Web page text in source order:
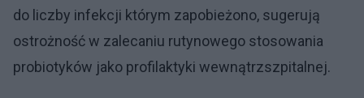
do liczby infekcji którym zapobieżono, sugerują
ostrożność w zalecaniu rutynowego stosowania
probiotyków jako profilaktyki wewnątrzszpitalnej.